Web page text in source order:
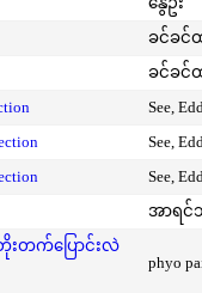
ခင်ခင်
ခင်ခင်
See,
See,
See,
အာရင်
တက်ပြောင်းလဲ
phyo